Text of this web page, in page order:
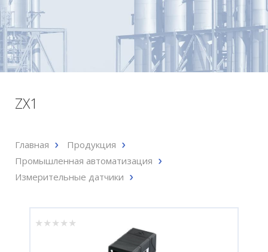
ZX1
Главная
Продукция
Промышленная автоматизация
Измерительные датчики